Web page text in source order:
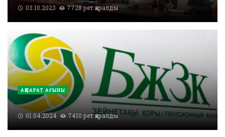
03.10.2023 7728 рет қаралды
АҚПАРАТ АҒЫНЫ
01.04.2024 7410 рет қаралды